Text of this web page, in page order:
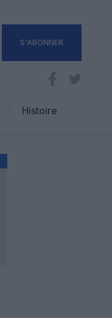
S'ABONNER
Histoire